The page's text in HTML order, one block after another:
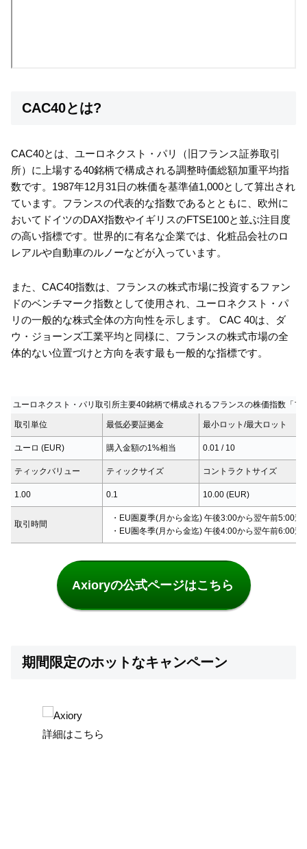
CAC40とは?
CAC40とは、ユーロネクスト・パリ（旧フランス証券取引
所）に上場する40銘柄で構成される調整時価総額加重平均指
数です。1987年12月31日の株価を基準値1,000として算出され
ています。フランスの代表的な指数であるとともに、欧州に
おいてドイツのDAX指数やイギリスのFTSE100と並ぶ注目度
の高い指標です。世界的に有名な企業では、化粧品会社のロ
レアルや自動車のルノーなどが入っています。
また、CAC40指数は、フランスの株式市場に投資するファン
ドのベンチマーク指数として使用され、ユーロネクスト・パ
リの一般的な株式全体の方向性を示します。 CAC 40は、ダ
ウ・ジョーンズ工業平均と同様に、フランスの株式市場の全
体的ない位置づけと方向を表す最も一般的な指標です。
ユーロネクスト・パリ取引所主要40銘柄で構成されるフランスの株価指数「フ
取引単位 最低必要証拠金 最小ロット/最大ロット
ユーロ (EUR) 購入金額の1%相当 0.01 / 10
ティックバリュー ティックサイズ コントラクトサイズ
1.00 0.1 10.00 (EUR)
取引時間
・EU圏夏季(月から金迄) 午後3:00から翌午前5:00迄
・EU圏冬季(月から金迄) 午後4:00から翌午前6:00迄
Axioryの公式ページはこちら
期間限定のホットなキャンペーン
詳細はこちら